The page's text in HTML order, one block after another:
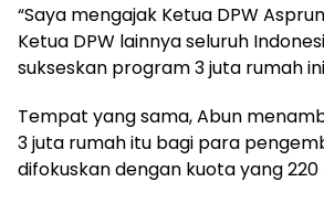
“Saya mengajak Ketua DPW
Ketua DPW lainnya seluruh
sukseskan program 3 juta rumah
Tempat yang sama, Abun
3 juta rumah itu bagi para
difokuskan dengan kuota yang 220